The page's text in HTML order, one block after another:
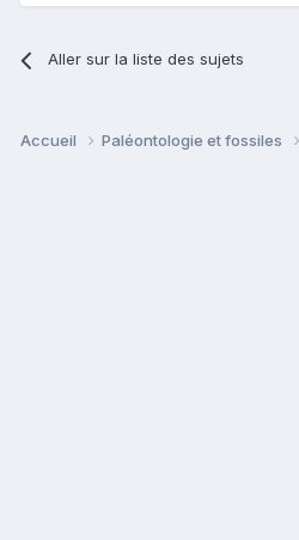
Aller sur la liste des sujets
Accueil Paléontologie et fossiles